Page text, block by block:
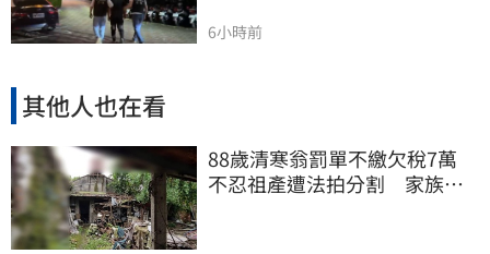
6小時前
其他人也在看
88歲清寒翁罰單不繳欠稅7萬
不忍祖產遭法拍分割 家族按